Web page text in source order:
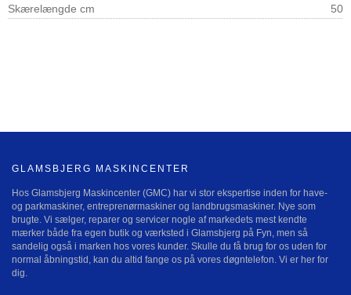
Skærelængde cm
50
GLAMSBJERG MASKINCENTER
Hos Glamsbjerg Maskincenter (GMC) har vi stor ekspertise inden for have-
og parkmaskiner, entreprenørmaskiner og landbrugsmaskiner. Nye som
brugte. Vi sælger, reparer og servicer nogle af markedets mest kendte
mærker både fra egen butik og værksted i Glamsbjerg på Fyn, men så
sandelig også i marken hos vores kunder. Skulle du få brug for os uden for
normal åbningstid, kan du altid fange os på vores døgntelefon. Vi er her for
dig.